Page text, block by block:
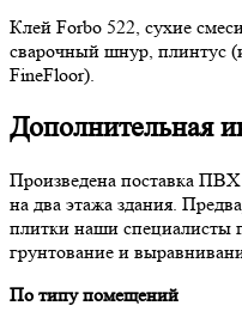
Клей Forbo 522, сухие
сварочный шнур, плинтус
FineFloor).
Дополнительная
Произведена поставка
на два этажа здания.
плитки наши специалисты
грунтование и
По типу помещений